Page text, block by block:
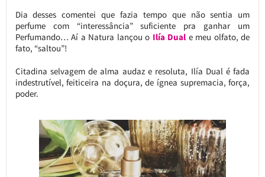
Dia desses comentei que fazia tempo que não sentia um
perfume com “interessância” suficiente pra ganhar um
Perfumando… Aí a Natura lançou o Ilía Dual e meu olfato, de
fato, “saltou”!
Citadina selvagem de alma audaz e resoluta, Ilía Dual é fada
indestrutível, feiticeira na doçura, de ígnea supremacia, força,
poder.